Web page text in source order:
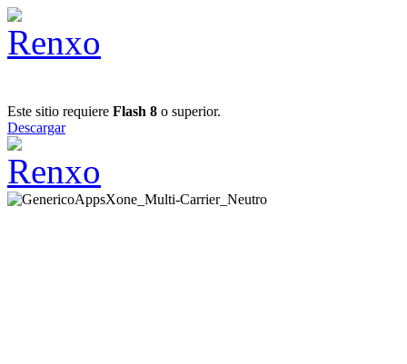
Este sitio requiere Flash 8 o superior.
Descargar